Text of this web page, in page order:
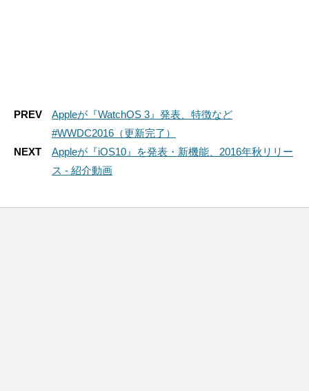
PREV
Appleが『WatchOS 3』発表、特徴など
#WWDC2016（更新完了）
NEXT
Appleが『iOS10』を発表・新機能、2016年秋リリー
ス - 紹介動画